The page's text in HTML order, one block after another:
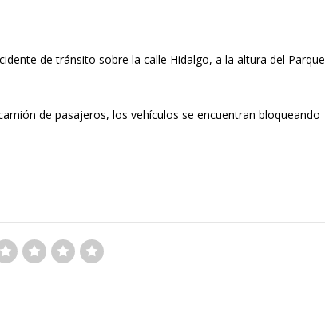
de tránsito sobre la calle Hidalgo, a la altura del
de pasajeros, los vehículos se encuentran bloqueando